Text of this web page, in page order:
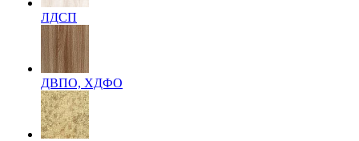
ЛДСП
ДВПО, ХДФО